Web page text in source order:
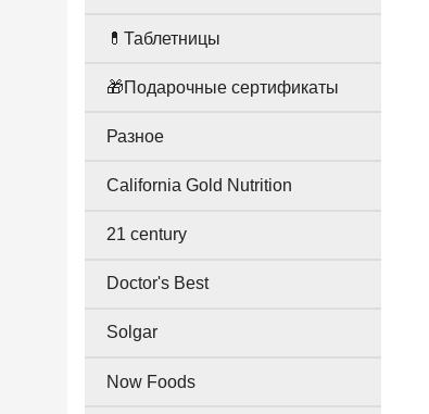
💊Таблетницы
🎁Подарочные сертификаты
Разное
California Gold Nutrition
21 century
Doctor's Best
Solgar
Now Foods